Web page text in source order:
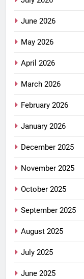
June 2026
May 2026
April 2026
March 2026
February 2026
January 2026
December 2025
November 2025
October 2025
September 2025
August 2025
July 2025
June 2025